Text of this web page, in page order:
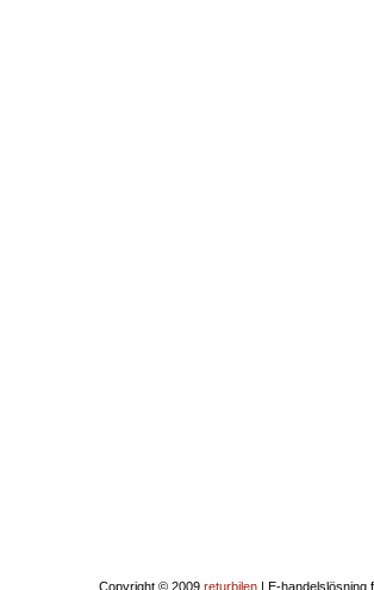
Copyright © 2009 returbilen | E-handelslösning